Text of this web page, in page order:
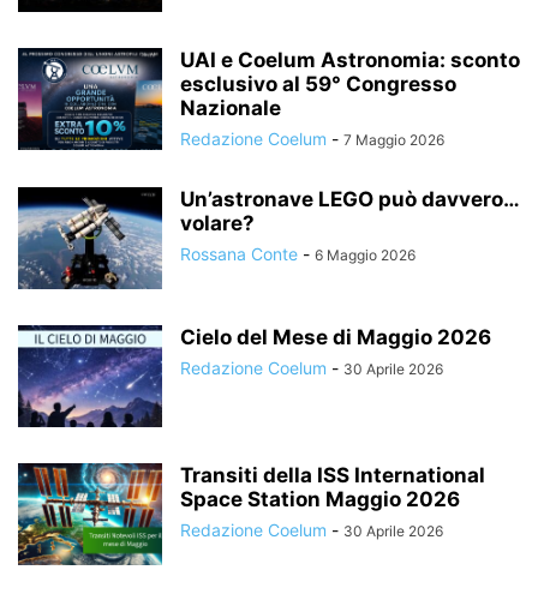
UAI e Coelum Astronomia: sconto
esclusivo al 59° Congresso
Nazionale
Redazione Coelum - 7 Maggio 2026
Un’astronave LEGO può davvero…
volare?
Rossana Conte - 6 Maggio 2026
Cielo del Mese di Maggio 2026
Redazione Coelum - 30 Aprile 2026
Transiti della ISS International
Space Station Maggio 2026
Redazione Coelum - 30 Aprile 2026